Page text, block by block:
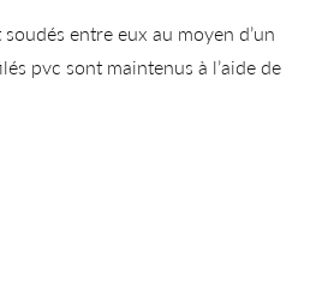
entre eux au moyen d’un
pvc sont maintenus à l’aide de